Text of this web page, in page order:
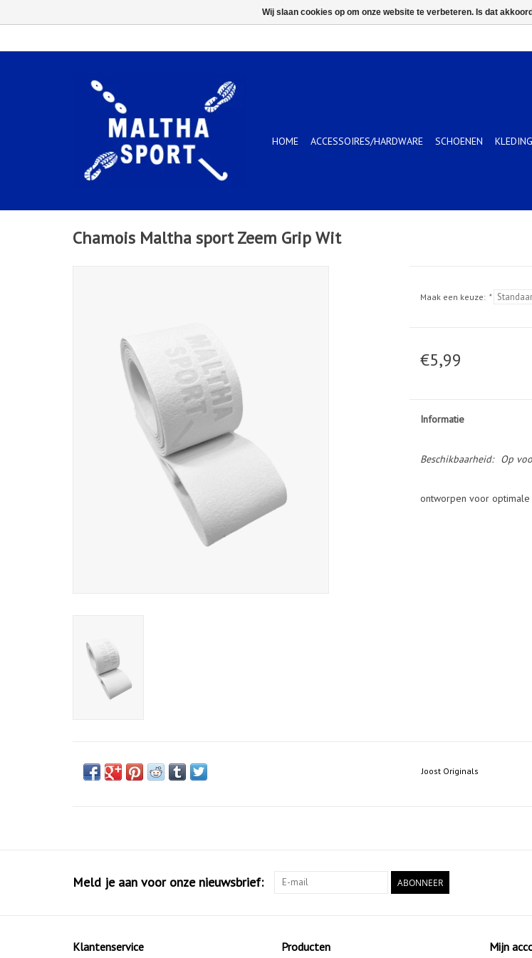
HOME ACCESSOIRES/HARDWARE SCHOENEN KLEDING
Chamois Maltha sport Zeem Grip Wit
Maak een keuze: *
€5,99
Informatie
Beschikbaarheid: Op
ontworpen voor optimale
Joost Originals
Meld je aan voor onze nieuwsbrief: ABONNEER
Klantenservice Producten Mijn
Wij slaan cookies op om onze website te verbeteren. Is dat